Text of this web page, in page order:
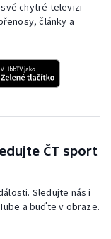
své chytré televizi
články a
ČT sport
Sledujte nás i
a buďte v obraze.